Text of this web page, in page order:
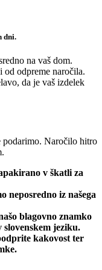
dni.
na vaš dom.
odpreme naročila.
da je vaš izdelek
podarimo. Naročilo hitro
v škatli za
neposredno iz našega
blagovno znamko
jeziku.
kakovost ter